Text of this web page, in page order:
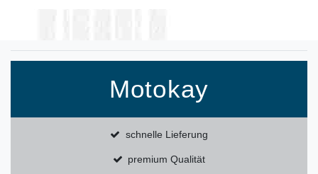
Motokay
schnelle Lieferung
premium Qualität